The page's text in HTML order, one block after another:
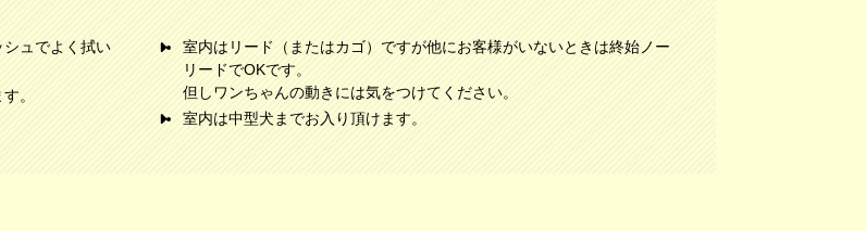
シュでよく拭い
。
室内はリード（またはカゴ）ですが他にお客様がいないときは終始ノー
リードでOKです。
但しワンちゃんの動きには気をつけてください。
室内は中型犬までお入り頂けます。